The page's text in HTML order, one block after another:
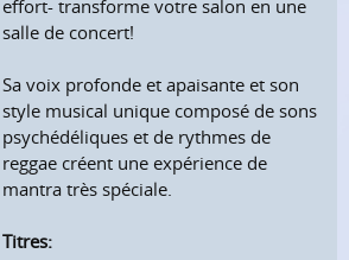
volume maximum
suivant
effort- transforme votre salon en une
salle de concert!
Sa voix profonde et apaisante et son
style musical unique composé de sons
psychédéliques et de rythmes de
reggae créent une expérience de
mantra très spéciale.
Titres: